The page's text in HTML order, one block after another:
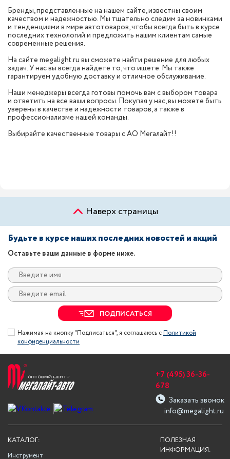
Бренды, представленные на нашем сайте, известны своим
качеством и надежностью. Мы тщательно следим за новинками
и тенденциями в мире автотоваров, чтобы всегда быть в курсе
последних технологий и предложить нашим клиентам самые
современные решения.
На сайте megalight.ru вы сможете найти решение для любых
задач. У нас вы всегда найдете то, что ищете. Мы также
гарантируем удобную доставку и отличное обслуживание.
Наши менеджеры всегда готовы помочь вам с выбором товара
и ответить на все ваши вопросы. Покупая у нас, вы можете быть
уверены в качестве и надежности товаров, а также в
профессионализме нашей команды.
Выбирайте качественные товары с АО Мегалайт!!
Наверх страницы
Будьте в курсе наших последних новостей и акций
Оставьте ваши данные в форме ниже.
ПОДПИСАТЬСЯ
Нажимая на кнопку "Подписаться", я соглашаюсь сПолитикой
конфиденциальности
info@megalight.ru
+7 (495) 36-36-
678
Заказать звонок
ПОЛЕЗНАЯ
ИНФОРМАЦИЯ:
КАТАЛОГ:
Инструмент